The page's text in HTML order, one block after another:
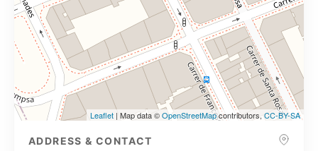
Leaflet | Map data ©OpenStreetMapcontributors,CC-BY-SA
ADDRESS & CONTACT